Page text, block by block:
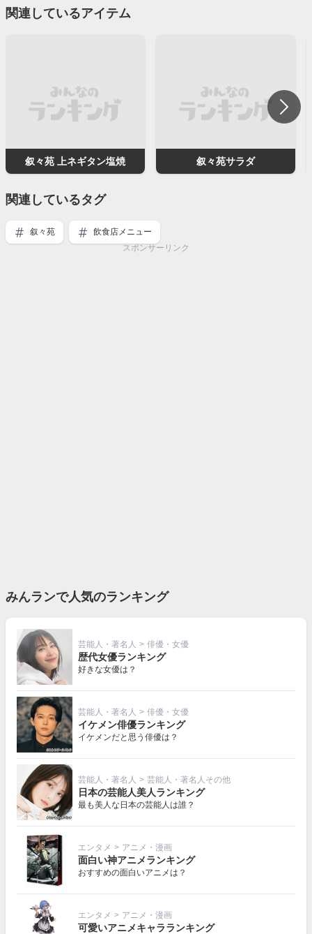
関連しているアイテム
叙々苑 上ネギタン塩焼 叙々苑サラダ
関連しているタグ
叙々苑
飲食店メニュー
スポンサーリンク
みんランで人気のランキング
芸能人・著名人 > 俳優・女優
歴代女優ランキング
好きな女優は？
芸能人・著名人 > 俳優・女優
イケメン俳優ランキング
イケメンだと思う俳優は？
芸能人・著名人 > 芸能人・著名人その他
日本の芸能人美人ランキング
最も美人な日本の芸能人は誰？
エンタメ > アニメ・漫画
面白い神アニメランキング
おすすめの面白いアニメは？
エンタメ > アニメ・漫画
可愛いアニメキャラランキング